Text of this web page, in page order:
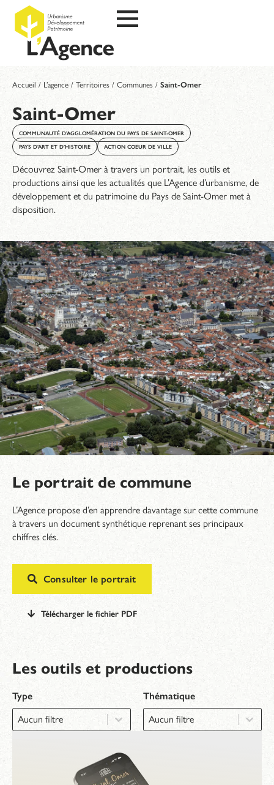
Accueil / L’agence / Territoires / Communes / Saint-Omer
Saint-Omer
COMMUNAUTÉ D’AGGLOMÉRATION DU PAYS DE SAINT-OMER
PAYS D’ART ET D’HISTOIRE
ACTION COEUR DE VILLE
Découvrez Saint-Omer à travers un portrait, les outils et
productions ainsi que les actualités que L’Agence d’urbanisme, de
développement et du patrimoine du Pays de Saint-Omer met à
disposition.
Le portrait de commune
L’Agence propose d’en apprendre davantage sur cette commune
à travers un document synthétique reprenant ses principaux
chiffres clés.
Consulter le portrait
Télécharger le fichier PDF
Les outils et productions
Type
Type
Type
Thématique
Thématique
Thématique